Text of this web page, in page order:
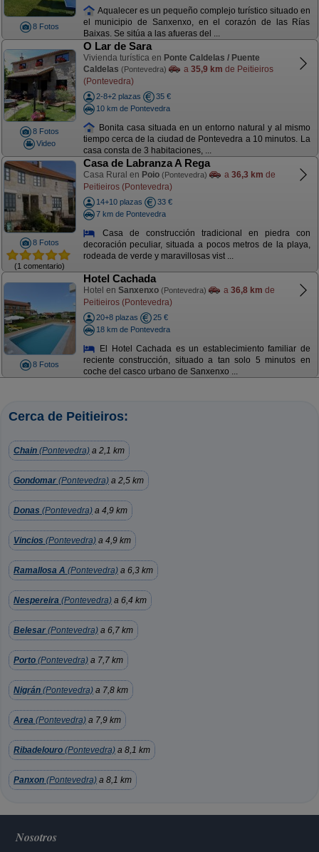
8 Fotos
Aqualecer es un pequeño complejo turístico situado en
el municipio de Sanxenxo, en el corazón de las Rías
Baixas. Se sitúa a las afueras del ...
8 Fotos
Video
O Lar de Sara
Vivienda turística en Ponte Caldelas / Puente
Caldelas (Pontevedra) a 35,9 km de Peitieiros
(Pontevedra)
2-8+2 plazas
35 €
10 km de Pontevedra
Bonita casa situada en un entorno natural y al mismo
tiempo cerca de la ciudad de Pontevedra a 10 minutos. La
casa consta de 3 habitaciones, ...
8 Fotos
(1 comentario)
Casa de Labranza A Rega
Casa Rural en Poio (Pontevedra) a 36,3 km de
Peitieiros (Pontevedra)
14+10 plazas
33 €
7 km de Pontevedra
Casa de construcción tradicional en piedra con
decoración peculiar, situada a pocos metros de la playa,
rodeada de verde y maravillosas vist ...
8 Fotos
Hotel Cachada
Hotel en Sanxenxo (Pontevedra) a 36,8 km de
Peitieiros (Pontevedra)
20+8 plazas
25 €
18 km de Pontevedra
El Hotel Cachada es un establecimiento familiar de
reciente construcción, situado a tan solo 5 minutos en
coche del casco urbano de Sanxenxo ...
Cerca de Peitieiros:
Chain (Pontevedra) a 2,1 km
Gondomar (Pontevedra) a 2,5 km
Donas (Pontevedra) a 4,9 km
Vincios (Pontevedra) a 4,9 km
Ramallosa A (Pontevedra) a 6,3 km
Nespereira (Pontevedra) a 6,4 km
Belesar (Pontevedra) a 6,7 km
Porto (Pontevedra) a 7,7 km
Nigrán (Pontevedra) a 7,8 km
Area (Pontevedra) a 7,9 km
Ribadelouro (Pontevedra) a 8,1 km
Panxon (Pontevedra) a 8,1 km
Nosotros